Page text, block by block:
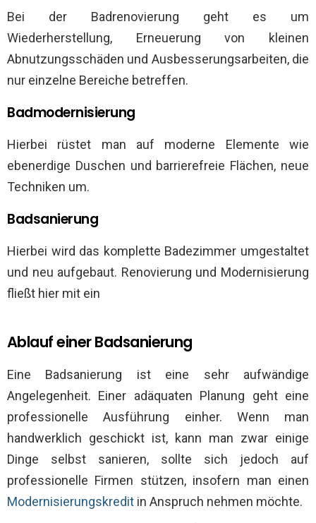
Bei der Badrenovierung geht es um
Wiederherstellung, Erneuerung von kleinen
Abnutzungsschäden und Ausbesserungsarbeiten, die
nur einzelne Bereiche betreffen.
Badmodernisierung
Hierbei rüstet man auf moderne Elemente wie
ebenerdige Duschen und barrierefreie Flächen, neue
Techniken um.
Badsanierung
Hierbei wird das komplette Badezimmer umgestaltet
und neu aufgebaut. Renovierung und Modernisierung
fließt hier mit ein
Ablauf einer Badsanierung
Eine Badsanierung ist eine sehr aufwändige
Angelegenheit. Einer adäquaten Planung geht eine
professionelle Ausführung einher. Wenn man
handwerklich geschickt ist, kann man zwar einige
Dinge selbst sanieren, sollte sich jedoch auf
professionelle Firmen stützen, insofern man einen
Modernisierungskredit in Anspruch nehmen möchte.